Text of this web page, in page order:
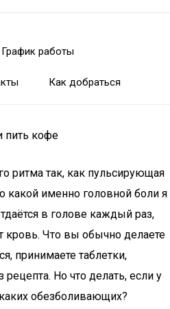
График работы
Как добраться
пить кофе
ритма так, как пульсирующая
какой именно головной боли я
в голове каждый раз,
кровь. Что вы обычно делаете
принимаете таблетки,
Но что делать, если у
обезболивающих?